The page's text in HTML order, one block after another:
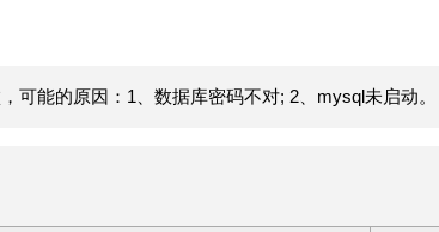
可能的原因：1、数据库密码不对; 2、mysql未启动。